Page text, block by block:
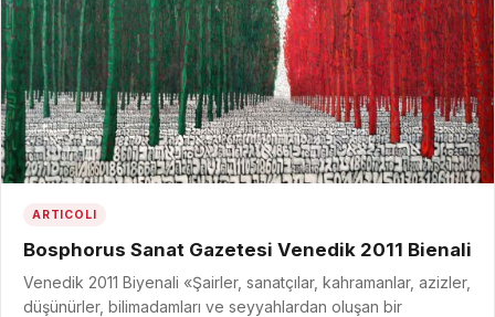
ARTICOLI
Bosphorus Sanat Gazetesi Venedik 2011 Bienali
Venedik 2011 Biyenali «Şairler, sanatçılar, kahramanlar, azizler,
düşünürler, bilimadamları ve seyyahlardan oluşan bir